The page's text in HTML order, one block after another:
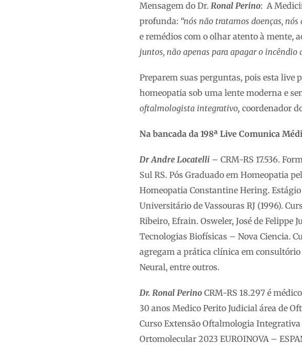
Mensagem do Dr. Ronal Perino: A
profunda: “nós não tratamos doenças, nós
e remédios com o olhar atento à mente,
juntos, não apenas para apagar o incêndio
Preparem suas perguntas, pois esta live
homeopatia sob uma lente moderna e
oftalmologista integrativo, coordenador
Na bancada da 198ª Live Comunica
Dr Andre Locatelli – CRM-RS 17.536.
Sul RS. Pós Graduado em Homeopatia
Homeopatia Constantine Hering.
Universitário de Vassouras RJ (1996).
Ribeiro, Efrain. Osweler, José de Felippe
Tecnologias Biofísicas – Nova Ciencia.
agregam a prática clínica em
Neural, entre outros.
Dr. Ronal Perino CRM-RS 18.297 é
30 anos Medico Perito Judicial área de
Curso Extensão Oftalmologia
Ortomolecular 2023 EUROINOVA –